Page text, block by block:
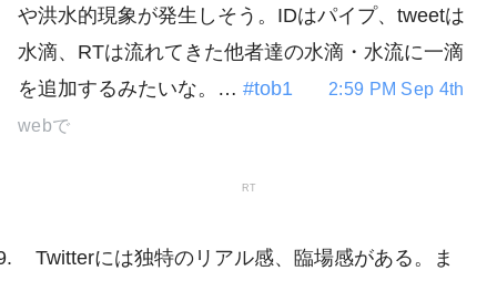
や洪水的現象が発生しそう。IDはパイプ、tweetは
水滴、RTは流れてきた他者達の水滴・水流に一滴
を追加するみたいな。… #tob1
2:59 PM Sep 4th
webで
RT
Twitterには独特のリアル感、臨場感がある。ま